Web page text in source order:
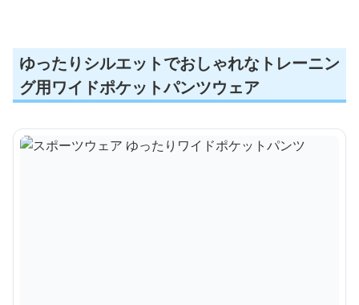
ゆったりシルエットでおしゃれなトレーニン
グ用ワイドポケットパンツウェア